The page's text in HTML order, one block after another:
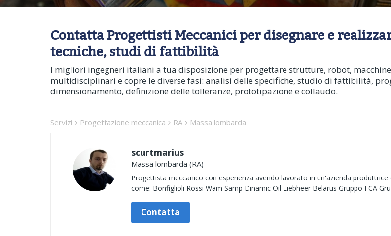
Contatta Progettisti Meccanici per disegnare e
tecniche, studi di fattibilità
I migliori ingegneri italiani a tua disposizione per progettare strutture, robot,
multidisciplinari e copre le diverse fasi: analisi delle specifiche, studio di fattibilità,
dimensionamento, definizione delle tolleranze, prototipazione e collaudo.
Servizi Progettazione meccanica RA Massa lombarda
scurtmarius
Massa lombarda (RA)
Progettista meccanico con esperienza avendo lavorato in un'azienda
come: Bonfiglioli Rossi Wam Samp Dinamic Oil Liebheer Belarus Gruppo FCA
Contatta